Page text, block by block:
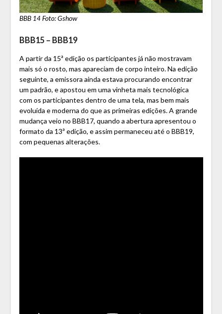
BBB 14 Foto: Gshow
BBB15 – BBB19
A partir da 15ª edição os participantes já não mostravam
mais só o rosto, mas apareciam de corpo inteiro. Na edição
seguinte, a emissora ainda estava procurando encontrar
um padrão, e apostou em uma vinheta mais tecnológica
com os participantes dentro de uma tela, mas bem mais
evoluída e moderna do que as primeiras edições. A grande
mudança veio no BBB17, quando a abertura apresentou o
formato da 13ª edição, e assim permaneceu até o BBB19,
com pequenas alterações.